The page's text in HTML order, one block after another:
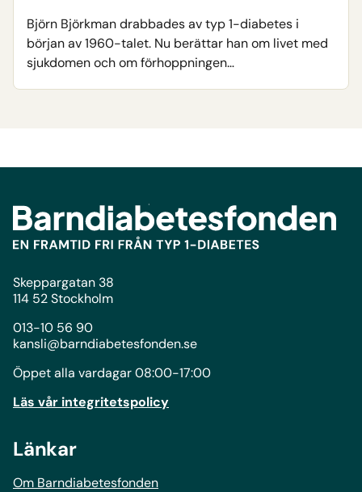
Björn Björkman drabbades av typ 1-diabetes i
början av 1960-talet. Nu berättar han om livet med
sjukdomen och om förhoppningen…
Skeppargatan 38
114 52 Stockholm
013-10 56 90
kansli@barndiabetesfonden.se
Öppet alla vardagar 08:00-17:00
Läs vår integritetspolicy
Länkar
Om Barndiabetesfonden